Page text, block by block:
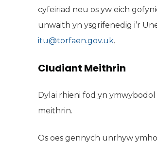
cyfeiriad neu os yw eich
unwaith yn ysgrifenedig i’r
itu@torfaen.gov.uk.
Cludiant Meithrin
Dylai rhieni fod yn
meithrin.
Os oes gennych unrhyw